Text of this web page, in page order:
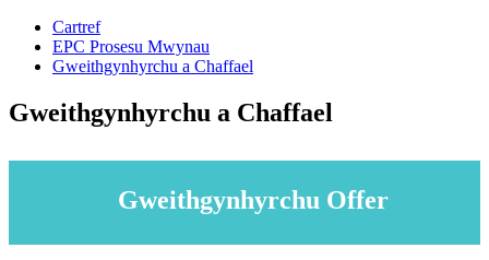
Cartref
EPC Prosesu Mwynau
Gweithgynhyrchu a Chaffael
Gweithgynhyrchu a Chaffael
Gweithgynhyrchu Offer